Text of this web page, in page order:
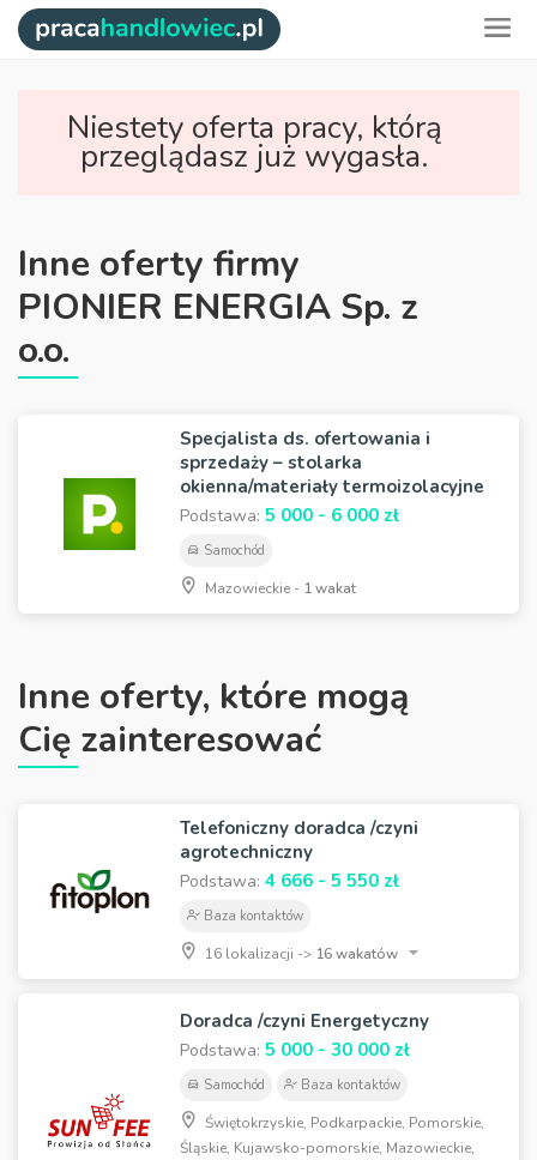
Niestety oferta pracy, którą
przeglądasz już wygasła.
Inne oferty firmy
PIONIER ENERGIA Sp. z
o.o.
Specjalista ds. ofertowania i
sprzedaży – stolarka
okienna/materiały termoizolacyjne
Podstawa: 5 000 - 6 000 zł
Samochód
Mazowieckie - 1 wakat
Inne oferty, które mogą
Cię zainteresować
Telefoniczny doradca /czyni
agrotechniczny
Podstawa: 4 666 - 5 550 zł
Baza kontaktów
16 lokalizacji -> 16 wakatów
Doradca /czyni Energetyczny
Podstawa: 5 000 - 30 000 zł
Samochód Baza kontaktów
Świętokrzyskie, Podkarpackie, Pomorskie,
Śląskie, Kujawsko-pomorskie, Mazowieckie,